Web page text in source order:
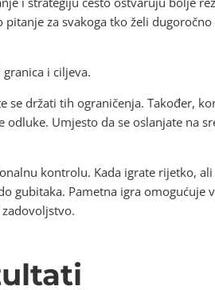
pitanje za svakoga tko želi
i ciljeva.
se držati tih ograničenja. Također,
Umjesto da se oslanjate na
kontrolu. Kada igrate rijetko,
gubitaka. Pametna igra omogućuje